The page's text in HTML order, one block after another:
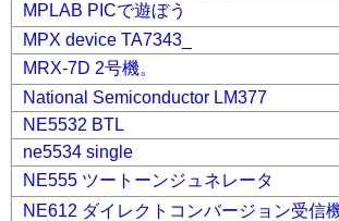
MPLAB PICで遊ぼう
MPX device TA7343_
MRX-7D 2号機。
National Semiconductor LM377
NE5532 BTL
ne5534 single
NE555 ツートーンジュネレータ
NE612 ダイレクトコンバージョン受信